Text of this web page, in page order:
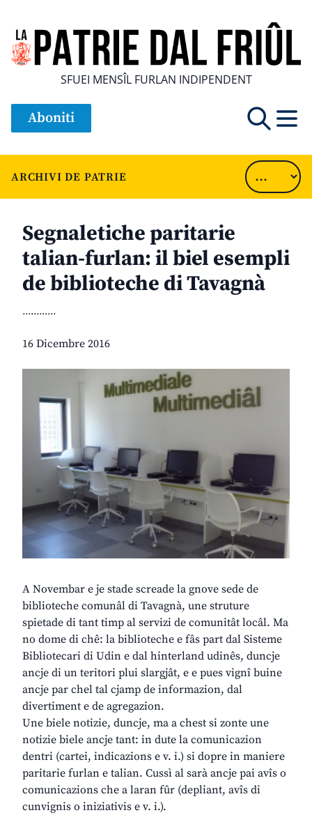
SFUEI MENSÎL FURLAN INDIPENDENT
Aboniti
ARCHIVI DE PATRIE
Segnaletiche paritarie
talian-furlan: il biel esempli
de biblioteche di Tavagnà
............
16 Dicembre 2016
A Novembar e je stade screade la gnove sede de
biblioteche comunâl di Tavagnà, une struture
spietade di tant timp al servizi de comunitât locâl. Ma
no dome di chê: la biblioteche e fâs part dal Sisteme
Bibliotecari di Udin e dal hinterland udinês, duncje
ancje di un teritori plui slargjât, e e pues vignî buine
ancje par chel tal cjamp de informazion, dal
divertiment e de agregazion.
Une biele notizie, duncje, ma a chest si zonte une
notizie biele ancje tant: in dute la comunicazion
dentri (cartei, indicazions e v. i.) si dopre in maniere
paritarie furlan e talian. Cussì al sarà ancje pai avîs o
comunicazions che a laran fûr (depliant, avîs di
cunvignis o iniziativis e v. i.).